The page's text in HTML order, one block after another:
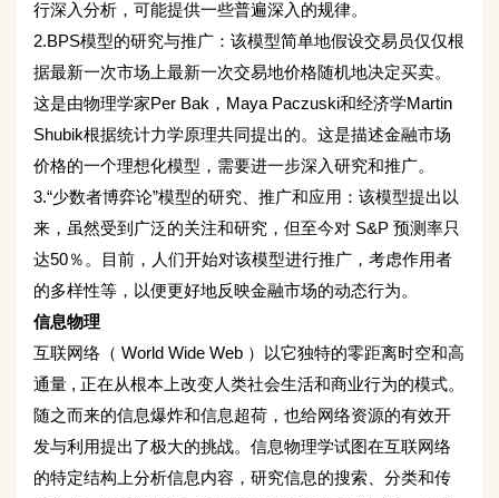
行深入分析，可能提供一些普遍深入的规律。
2.BPS模型的研究与推广：该模型简单地假设交易员仅仅根
据最新一次市场上最新一次交易地价格随机地决定买卖。
这是由物理学家Per Bak，Maya Paczuski和经济学Martin
Shubik根据统计力学原理共同提出的。这是描述金融市场
价格的一个理想化模型，需要进一步深入研究和推广。
3.“少数者博弈论”模型的研究、推广和应用：该模型提出以
来，虽然受到广泛的关注和研究，但至今对 S&P 预测率只
达50％。目前，人们开始对该模型进行推广，考虑作用者
的多样性等，以便更好地反映金融市场的动态行为。
信息物理
互联网络（ World Wide Web ）以它独特的零距离时空和高
通量 , 正在从根本上改变人类社会生活和商业行为的模式。
随之而来的信息爆炸和信息超荷，也给网络资源的有效开
发与利用提出了极大的挑战。信息物理学试图在互联网络
的特定结构上分析信息内容，研究信息的搜索、分类和传